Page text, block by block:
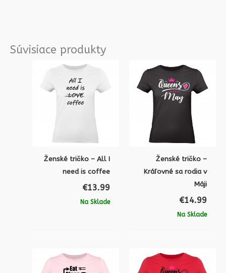
Súvisiace produkty
Ženské tričko – All I
need is coffee
€13.99
Na Sklade
Ženské tričko –
Kráľovné sa rodia v
Máji
€14.99
Na Sklade